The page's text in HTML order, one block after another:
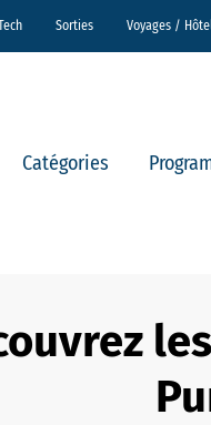
Sorties Voyages /
Catégories